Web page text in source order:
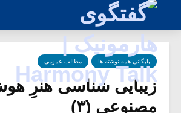
بایگانی همه نوشته ها مطالب عمومی
زیبایی شناسی هنرِ
مصنوعی (۳)